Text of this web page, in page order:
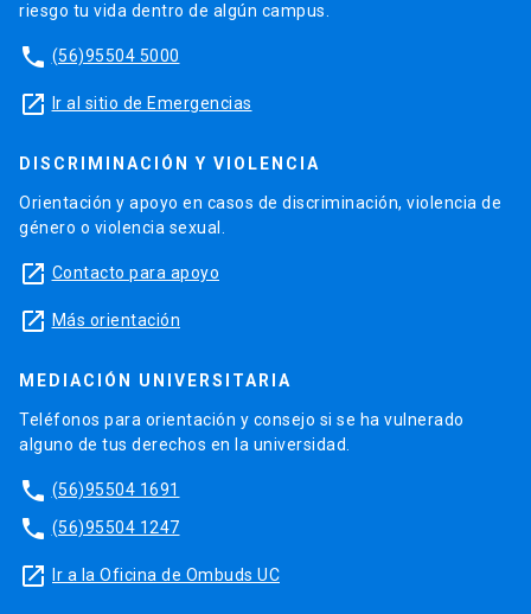
riesgo tu vida dentro de algún campus.
phone (56)95504 5000
launch Ir al sitio de Emergencias
DISCRIMINACIÓN Y VIOLENCIA
Orientación y apoyo en casos de discriminación, violencia de
género o violencia sexual.
launch Contacto para apoyo
launch Más orientación
MEDIACIÓN UNIVERSITARIA
Teléfonos para orientación y consejo si se ha vulnerado
alguno de tus derechos en la universidad.
phone (56)95504 1691
phone (56)95504 1247
launch Ir a la Oficina de Ombuds UC